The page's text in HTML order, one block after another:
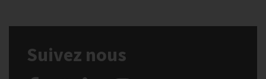
Suivez nous